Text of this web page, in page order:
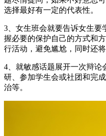
选择最好有一定的代表性。
3、女生班会就要告诉女生要
握必要的保护自己的方式和
行活动，避免尴尬，同时还
4、就敏感话题展开一次辩论
研、参加学生会或社团和完
治等。